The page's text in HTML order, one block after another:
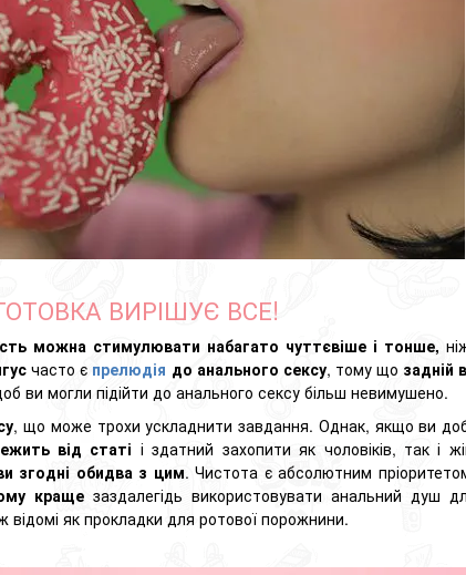
ВИРІШУЄ ВСЕ!
можна стимулювати набагато чуттєвіше і тонше,
часто є прелюдія до анального сексу, тому що задній
ви могли підійти до анального сексу більш невимушено.
, що може трохи ускладнити завдання. Однак, якщо ви
від статі і здатний захопити як чоловіків, так і
згодні обидва з цим. Чистота є абсолютним
краще заздалегідь використовувати анальний душ
відомі як прокладки для ротової порожнини.